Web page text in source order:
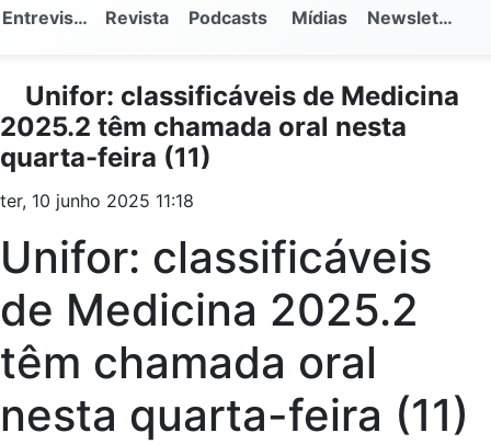
Entrevistas Revista Podcasts Mídias Newsletter
Unifor: classificáveis de Medicina
2025.2 têm chamada oral nesta
quarta-feira (11)
ter, 10 junho 2025 11:18
Unifor: classificáveis
de Medicina 2025.2
têm chamada oral
nesta quarta-feira (11)